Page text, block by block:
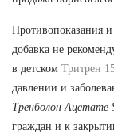
Противопоказания
добавка не
в детском Тритрен
давлении и
Тренболон Ацетате
граждан и к